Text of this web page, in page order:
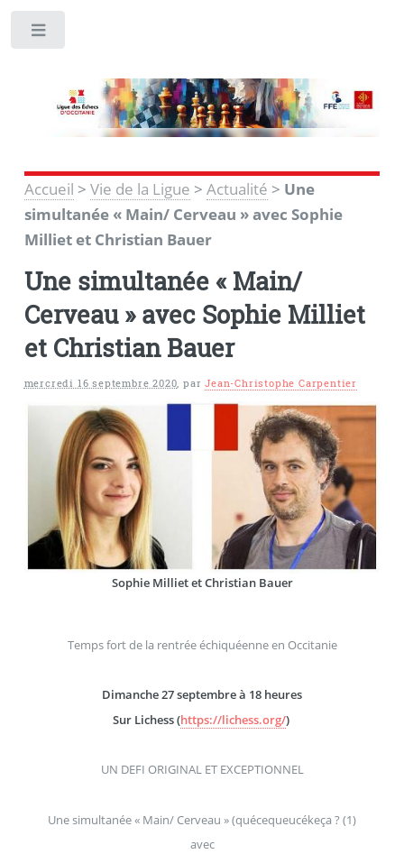
Accueil > Vie de la Ligue > Actualité > Une
simultanée « Main/ Cerveau » avec Sophie
Milliet et Christian Bauer
Une simultanée « Main/
Cerveau » avec Sophie Milliet
et Christian Bauer
mercredi 16 septembre 2020,parJean-Christophe Carpentier
Sophie Milliet et Christian Bauer
Temps fort de la rentrée échiquéenne en Occitanie
Dimanche 27 septembre à 18 heures
Sur Lichess (https://lichess.org/)
UN DEFI ORIGINAL ET EXCEPTIONNEL
Une simultanée « Main/ Cerveau » (quécequeucékeça ? (1)
avec